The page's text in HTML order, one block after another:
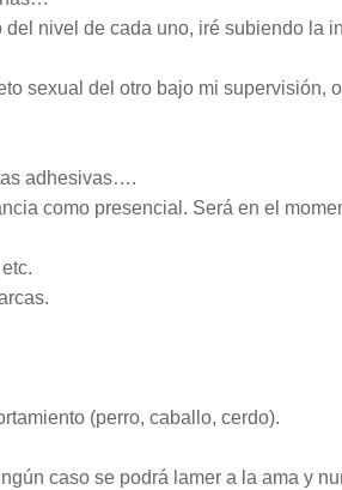
nivel de cada uno, iré subiendo la
sexual del otro bajo mi supervisión,
adhesivas….
como presencial. Será en el
(perro, caballo, cerdo).
caso se podrá lamer a la ama y